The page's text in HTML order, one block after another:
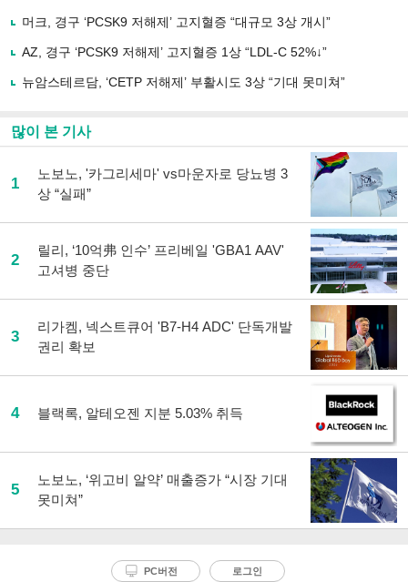
유
기
머크, 경구 ‘PCSK9 저해제’ 고지혈증 “대규모 3상 개시”
AZ, 경구 ‘PCSK9 저해제’ 고지혈증 1상 “LDL-C 52%↓”
뉴암스테르담, ‘CETP 저해제’ 부활시도 3상 “기대 못미쳐”
많이 본 기사
1
노보노, '카그리세마' vs마운자로 당뇨병 3
상 “실패”
2
릴리, ‘10억弗 인수’ 프리베일 'GBA1 AAV'
고셔병 중단
3
리가켐, 넥스트큐어 'B7-H4 ADC' 단독개발
권리 확보
4 블랙록, 알테오젠 지분 5.03% 취득
5
노보노, ‘위고비 알약’ 매출증가 “시장 기대
못미쳐”
PC버전 로그인